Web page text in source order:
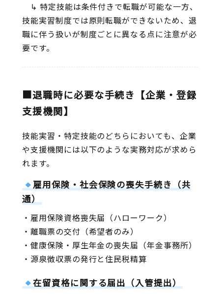
↳ 特定技能は条件付きで転職が可能な一方、
技能実習制度では原則転職ができないため、退
職に伴う扱いが制度ごとに異なる点に注意が必
要です。
■退職時に必要な手続き【企業・登録
支援機関】
技能実習・特定技能のどちらにおいても、企業
や支援機関には以下のような実務対応が求めら
れます。
雇用保険・社会保険の喪失手続き（共
通）
・雇用保険資格喪失届（ハローワーク）
・離職票の交付（希望者のみ）
・健康保険・厚生年金の喪失届（年金事務所）
・源泉徴収票の発行と住民税精算
在留資格に関する届出（入管提出）